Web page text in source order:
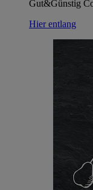
Gut&Günstig
Hier entlang